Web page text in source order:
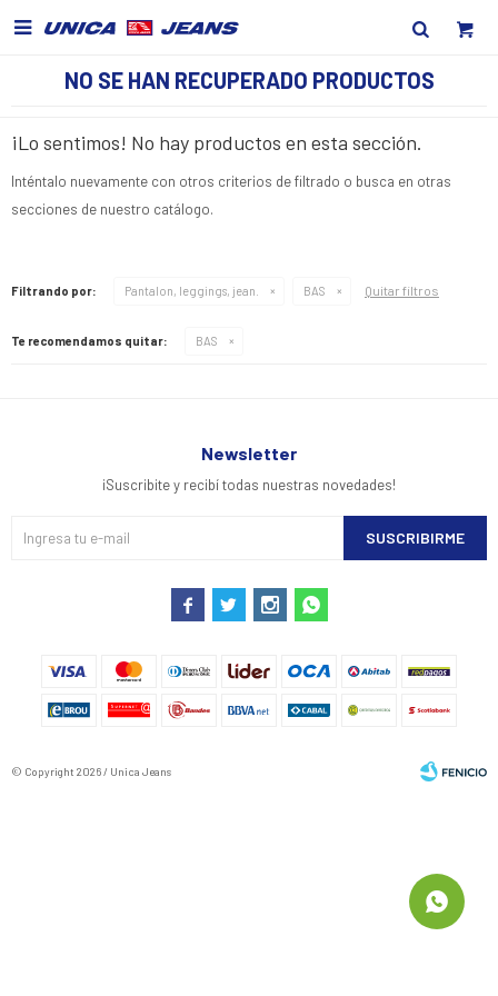

NO SE HAN RECUPERADO PRODUCTOS
¡Lo sentimos! No hay productos en esta sección.
Inténtalo nuevamente con otros criterios de filtrado o busca en otras
secciones de nuestro catálogo.
Filtrando por: Pantalon, leggings, jean. BAS Quitar filtros
Te recomendamos quitar: BAS
Newsletter
¡Suscribite y recibí todas nuestras novedades!
SUSCRIBIRME
   
© Copyright 2026 / Unica Jeans
Fenicio